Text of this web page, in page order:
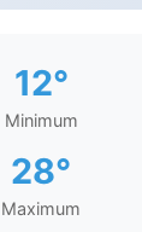
12°
Minimum
28°
Maximum